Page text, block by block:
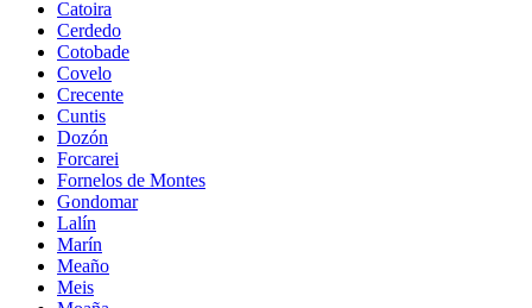
Catoira
Cerdedo
Cotobade
Covelo
Crecente
Cuntis
Dozón
Forcarei
Fornelos de Montes
Gondomar
Lalín
Marín
Meaño
Meis